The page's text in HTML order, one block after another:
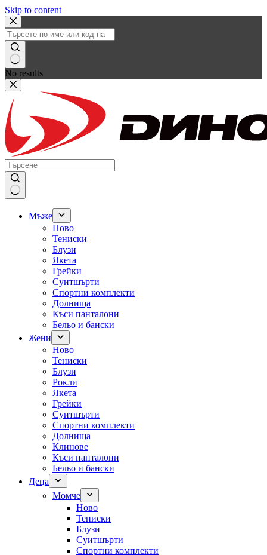
Skip to content
No results
Мъже
Ново
Тениски
Блузи
Якета
Грейки
Суитшърти
Спортни комплекти
Долнища
Къси панталони
Бельо и бански
Жени
Ново
Тениски
Блузи
Рокли
Якета
Грейки
Суитшърти
Спортни комплекти
Долнища
Клинове
Къси панталони
Бельо и бански
Деца
Момче
Ново
Тениски
Блузи
Суитшърти
Спортни комплекти